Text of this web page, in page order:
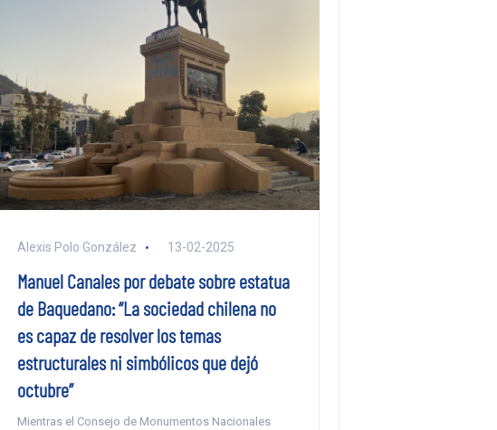
Alexis Polo González 13-02-2025
Manuel Canales por debate sobre estatua
de Baquedano: “La sociedad chilena no
es capaz de resolver los temas
estructurales ni simbólicos que dejó
octubre”
Mientras el Consejo de Monumentos Nacionales